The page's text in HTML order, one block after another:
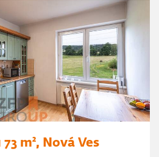
m², Nová Ves